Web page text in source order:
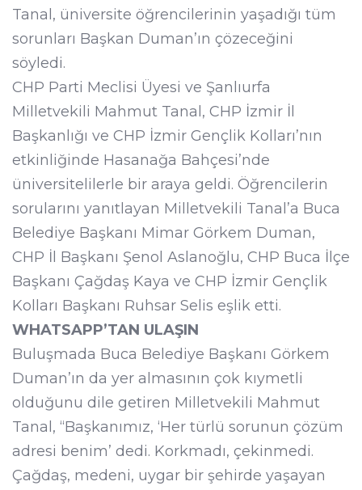
Tanal, üniversite öğrencilerinin yaşadığı tüm
sorunları Başkan Duman’ın çözeceğini
söyledi.
CHP Parti Meclisi Üyesi ve Şanlıurfa
Milletvekili Mahmut Tanal, CHP İzmir İl
Başkanlığı ve CHP İzmir Gençlik Kolları’nın
etkinliğinde Hasanağa Bahçesi’nde
üniversitelilerle bir araya geldi. Öğrencilerin
sorularını yanıtlayan Milletvekili Tanal’a Buca
Belediye Başkanı Mimar Görkem Duman,
CHP İl Başkanı Şenol Aslanoğlu, CHP Buca İlçe
Başkanı Çağdaş Kaya ve CHP İzmir Gençlik
Kolları Başkanı Ruhsar Selis eşlik etti.
WHATSAPP’TAN ULAŞIN
Buluşmada Buca Belediye Başkanı Görkem
Duman’ın da yer almasının çok kıymetli
olduğunu dile getiren Milletvekili Mahmut
Tanal, “Başkanımız, ‘Her türlü sorunun çözüm
adresi benim’ dedi. Korkmadı, çekinmedi.
Çağdaş, medeni, uygar bir şehirde yaşayan